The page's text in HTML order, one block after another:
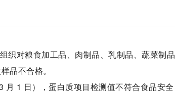
织对粮食加工品、肉制品、乳制品、蔬菜制品
品不合格。
1 日），蛋白质项目检测值不符合食品安全